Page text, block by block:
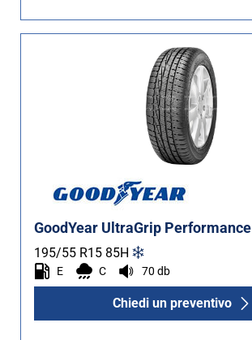
GoodYear UltraGrip Performance
195/55 R15 85H
E C 70 db
Chiedi un preventivo